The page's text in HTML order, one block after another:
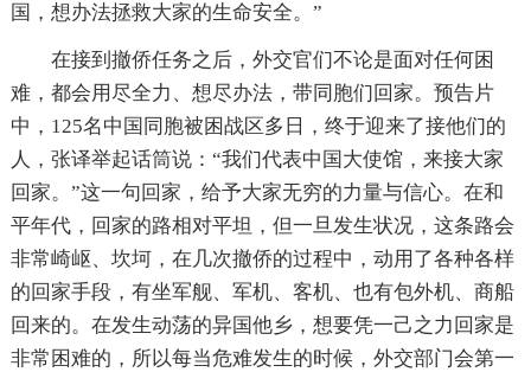
国，想办法拯救大家的生命安全。”
在接到撤侨任务之后，外交官们不论是面对任何困
难，都会用尽全力、想尽办法，带同胞们回家。预告片
中，125名中国同胞被困战区多日，终于迎来了接他们的
人，张译举起话筒说：“我们代表中国大使馆，来接大家
回家。”这一句回家，给予大家无穷的力量与信心。在和
平年代，回家的路相对平坦，但一旦发生状况，这条路会
非常崎岖、坎坷，在几次撤侨的过程中，动用了各种各样
的回家手段，有坐军舰、军机、客机、也有包外机、商船
回来的。在发生动荡的异国他乡，想要凭一己之力回家是
非常困难的，所以每当危难发生的时候，外交部门会第一